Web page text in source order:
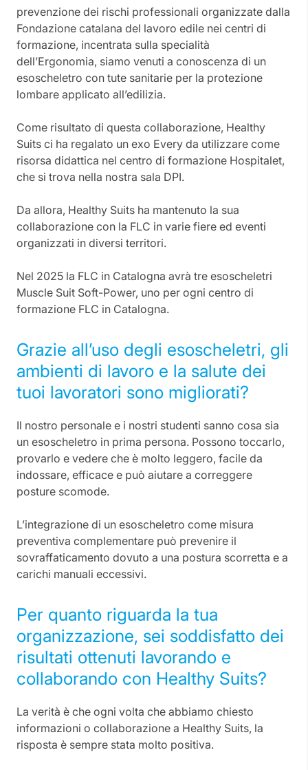
prevenzione dei rischi professionali organizzate dalla
Fondazione catalana del lavoro edile nei centri di
formazione, incentrata sulla specialità
dell’Ergonomia, siamo venuti a conoscenza di un
esoscheletro con tute sanitarie per la protezione
lombare applicato all’edilizia.
Come risultato di questa collaborazione, Healthy
Suits ci ha regalato un exo Every da utilizzare come
risorsa didattica nel centro di formazione Hospitalet,
che si trova nella nostra sala DPI.
Da allora, Healthy Suits ha mantenuto la sua
collaborazione con la FLC in varie fiere ed eventi
organizzati in diversi territori.
Nel 2025 la FLC in Catalogna avrà tre esoscheletri
Muscle Suit Soft-Power, uno per ogni centro di
formazione FLC in Catalogna.
Grazie all’uso degli esoscheletri, gli
ambienti di lavoro e la salute dei
tuoi lavoratori sono migliorati?
Il nostro personale e i nostri studenti sanno cosa sia
un esoscheletro in prima persona. Possono toccarlo,
provarlo e vedere che è molto leggero, facile da
indossare, efficace e può aiutare a correggere
posture scomode.
L’integrazione di un esoscheletro come misura
preventiva complementare può prevenire il
sovraffaticamento dovuto a una postura scorretta e a
carichi manuali eccessivi.
Per quanto riguarda la tua
organizzazione, sei soddisfatto dei
risultati ottenuti lavorando e
collaborando con Healthy Suits?
La verità è che ogni volta che abbiamo chiesto
informazioni o collaborazione a Healthy Suits, la
risposta è sempre stata molto positiva.